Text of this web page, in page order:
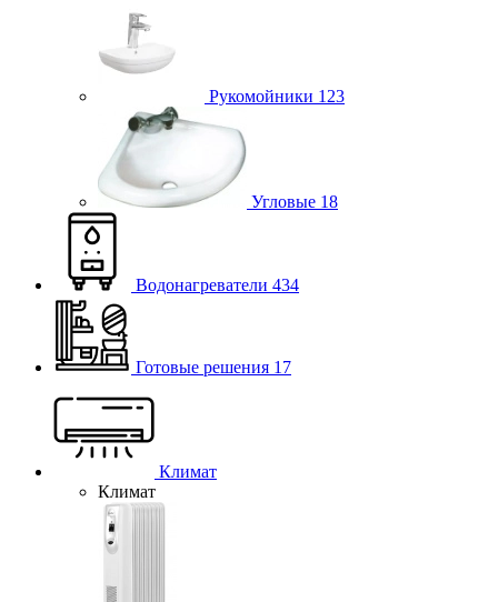
Рукомойники 123
Угловые 18
Водонагреватели 434
Готовые решения 17
Климат
Климат